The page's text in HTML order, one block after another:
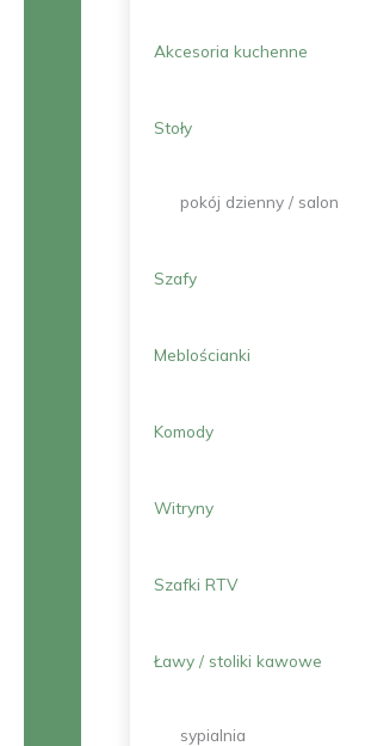
Akcesoria kuchenne
Stoły
pokój dzienny / salon
Szafy
Meblościanki
Komody
Witryny
Szafki RTV
Ławy / stoliki kawowe
sypialnia